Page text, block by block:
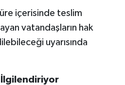
içerisinde teslim
vatandaşların hak
uyarısında
İlgilendiriyor